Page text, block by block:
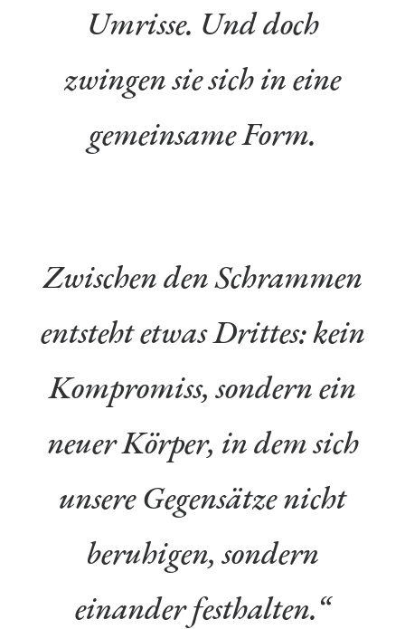
Umrisse. Und doch
zwingen sie sich in eine
gemeinsame Form.
Zwischen den Schrammen
entsteht etwas Drittes: kein
Kompromiss, sondern ein
neuer Körper, in dem sich
unsere Gegensätze nicht
beruhigen, sondern
einander festhalten.“